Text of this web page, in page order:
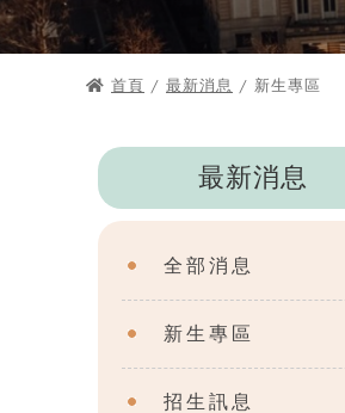
首頁 / 最新消息 / 新生專區
最新消息
全部消息
新生專區
招生訊息